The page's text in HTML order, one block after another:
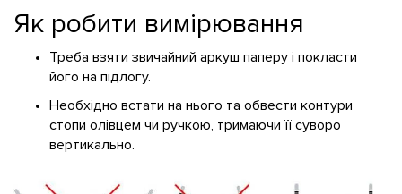
Як робити вимірювання
Треба взяти звичайний аркуш паперу і покласти
його на підлогу.
Необхідно встати на нього та обвести контури
стопи олівцем чи ручкою, тримаючи її суворо
вертикально.